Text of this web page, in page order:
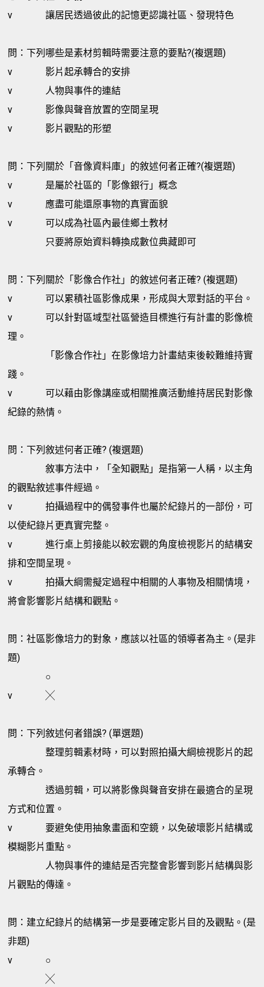
v
讓居民透過彼此的記憶更認識社區、發現特色
問：下列哪些是素材剪輯時需要注意的要點?(複選題)
v
影片起承轉合的安排
v
人物與事件的連結
v
影像與聲音放置的空間呈現
v
影片觀點的形塑
問：下列關於「音像資料庫」的敘述何者正確?(複選題)
v
是屬於社區的「影像銀行」概念
v
應盡可能還原事物的真實面貌
v
可以成為社區內最佳鄉土教材
只要將原始資料轉換成數位典藏即可
問：下列關於「影像合作社」的敘述何者正確? (複選題)
v
可以累積社區影像成果，形成與大眾對話的平台。
v
可以針對區域型社區營造目標進行有計畫的影像梳
理。
「影像合作社」在影像培力計畫結束後較難維持實
踐。
v
可以藉由影像講座或相關推廣活動維持居民對影像
紀錄的熱情。
問：下列敘述何者正確? (複選題)
敘事方法中，「全知觀點」是指第一人稱，以主角
的觀點敘述事件經過。
v
拍攝過程中的偶發事件也屬於紀錄片的一部份，可
以使紀錄片更真實完整。
v
進行桌上剪接能以較宏觀的角度檢視影片的結構安
排和空間呈現。
v
拍攝大綱需擬定過程中相關的人事物及相關情境，
將會影響影片結構和觀點。
問：社區影像培力的對象，應該以社區的領導者為主。(是非
題)
○
v
╳
問：下列敘述何者錯誤? (單選題)
整理剪輯素材時，可以對照拍攝大綱檢視影片的起
承轉合。
透過剪輯，可以將影像與聲音安排在最適合的呈現
方式和位置。
v
要避免使用抽象畫面和空鏡，以免破壞影片結構或
模糊影片重點。
人物與事件的連結是否完整會影響到影片結構與影
片觀點的傳達。
問：建立紀錄片的結構第一步是要確定影片目的及觀點。(是
非題)
v
○
╳